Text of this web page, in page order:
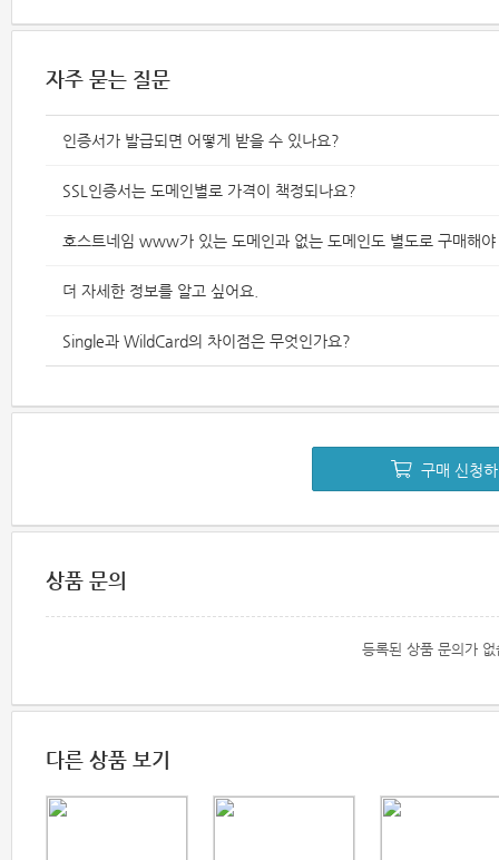
자주 묻는 질문
인증서가 발급되면 어떻게 받을 수 있나요?
SSL인증서는 도메인별로 가격이 책정되나요?
호스트네임 www가 있는 도메인과 없는 도메인도 별도로 구매해
더 자세한 정보를 알고 싶어요.
Single과 WildCard의 차이점은 무엇인가요?
구매 신청
상품 문의
등록된 상품 문의가 없
다른 상품 보기